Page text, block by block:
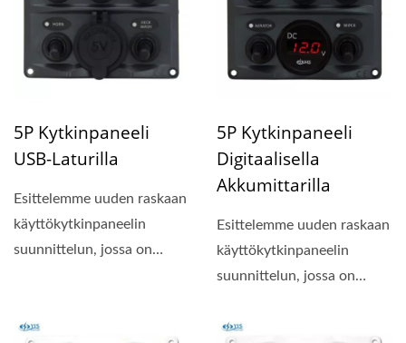
5P Kytkinpaneeli
USB-Laturilla
Esittelemme uuden raskaan
käyttökytkinpaneelin
suunnittelun, jossa on
5P Kytkinpaneeli
Digitaalisella
Akkumittarilla
Esittelemme uuden raskaan
käyttökytkinpaneelin
suunnittelun, jossa on